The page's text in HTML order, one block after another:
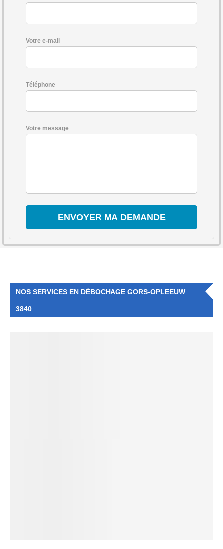
Votre e-mail
Téléphone
Votre message
NOS SERVICES EN DÉBOCHAGE GORS-OPLEEUW
3840